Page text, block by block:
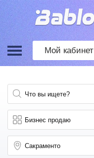
Мой кабинет